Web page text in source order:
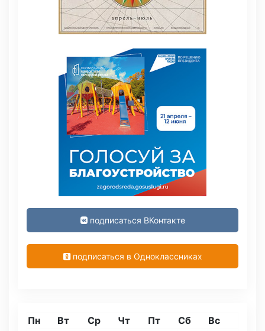
подписаться ВКонтакте
подписаться в Одноклассниках
Пн Вт Ср Чт Пт Сб Вс